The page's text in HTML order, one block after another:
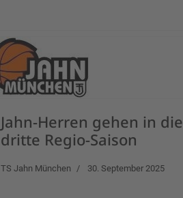
Jahn-Herren gehen in die
dritte Regio-Saison
TS Jahn München 30. September 2025